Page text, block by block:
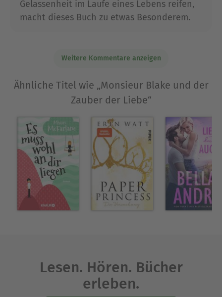
auch nicht.
Gelassenheit im Laufe eines Lebens reifen,
macht dieses Buch zu etwas Besonderem.
Weitere Kommentare anzeigen
Ähnliche Titel wie „Monsieur Blake und der
Zauber der Liebe“
Lesen. Hören. Bücher
erleben.